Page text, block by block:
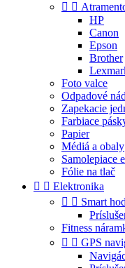
 
HP
Canon
Epson
Brother
Foto valce
Odpadové
Zapekacie
Farbiace
Papier
Médiá a obaly
Samolepiace
Fólie na tlač
  Elektronika
  Smart
Fitness
  GPS